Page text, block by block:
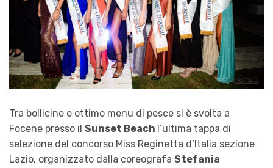
Tra bollicine e ottimo menu di pesce si è svolta a
Focene presso il Sunset Beach l’ultima tappa di
selezione del concorso Miss Reginetta d’Italia sezione
Lazio, organizzato dalla coreografa Stefania